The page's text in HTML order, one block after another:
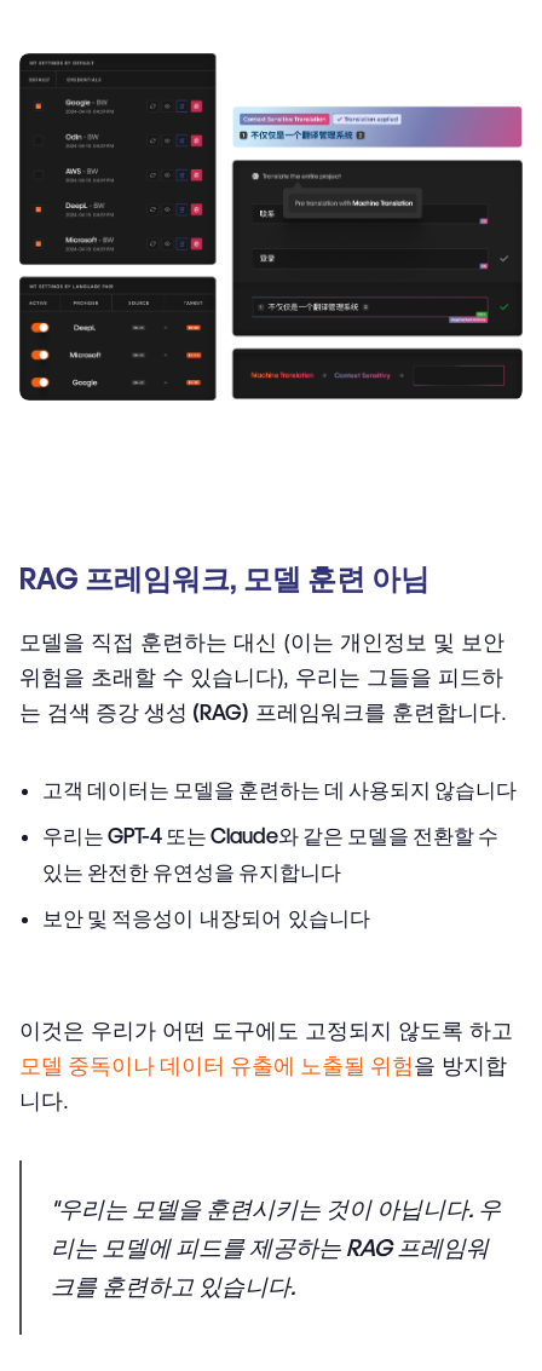
RAG 프레임워크, 모델 훈련 아님
모델을 직접 훈련하는 대신 (이는 개인정보 및 보안
위험을 초래할 수 있습니다), 우리는 그들을 피드하
는 검색 증강 생성 (RAG) 프레임워크를 훈련합니다.
고객 데이터는 모델을 훈련하는 데 사용되지 않습니다
우리는 GPT-4 또는 Claude와 같은 모델을 전환할 수
있는 완전한 유연성을 유지합니다
보안 및 적응성이 내장되어 있습니다
이것은 우리가 어떤 도구에도 고정되지 않도록 하고
모델 중독이나 데이터 유출에 노출될 위험을 방지합
니다.
"우리는 모델을 훈련시키는 것이 아닙니다. 우
리는 모델에 피드를 제공하는 RAG 프레임워
크를 훈련하고 있습니다.